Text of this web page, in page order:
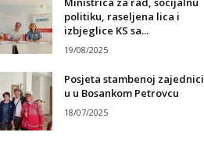
politiku, raseljena lica i
izbjeglice KS sa...
19/08/2025
Posjeta stambenoj zajednici
u u Bosankom Petrovcu
18/07/2025